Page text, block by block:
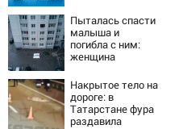
шокирующих
фактов, новые
подробности
Пыталась спасти
малыша и
погибла с ним:
женщина
насмерть на
глазах у детей
06/08/2026 –
Новости
Накрытое тело на
дороге: в
Татарстане фура
раздавила